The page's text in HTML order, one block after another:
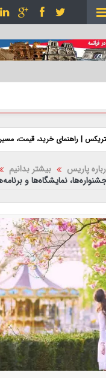
خرید، قیمت، مسیر
پاریس بیشتر بدانیم